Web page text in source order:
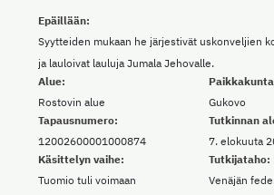
Alue:
Rostovin alue
Gukovo
Epäillään:
Syytteiden mukaan he järjestivät uskonveljien
ja lauloivat lauluja Jumala Jehovalle.
Tapausnumero:
12002600001000874
Tutkinnan
7. elokuuta
Käsittelyn vaihe:
Tuomio tuli voimaan
Tutkijataho:
Venäjän